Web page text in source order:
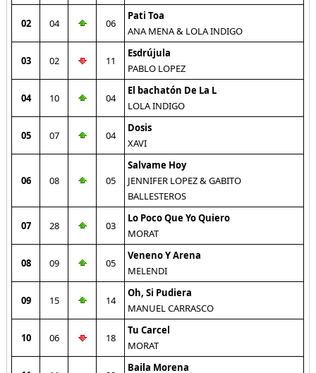
02 04 06
Pati Toa
ANA MENA & LOLA INDIGO
03 02 11
Esdrújula
PABLO LOPEZ
04 10 04
El bachatón De La L
LOLA INDIGO
05 07 04
Dosis
XAVI
06 08 05
Salvame Hoy
JENNIFER LOPEZ & GABITO
BALLESTEROS
07 28 03
Lo Poco Que Yo Quiero
MORAT
08 09 05
Veneno Y Arena
MELENDI
09 15 14
Oh, Si Pudiera
MANUEL CARRASCO
10 06 18
Tu Carcel
MORAT
Baila Morena